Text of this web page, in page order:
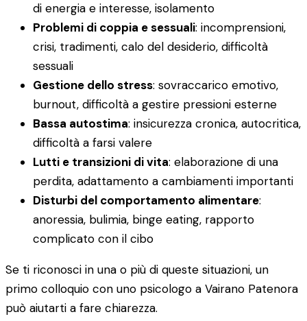
di energia e interesse, isolamento
Problemi di coppia e sessuali: incomprensioni,
crisi, tradimenti, calo del desiderio, difficoltà
sessuali
Gestione dello stress: sovraccarico emotivo,
burnout, difficoltà a gestire pressioni esterne
Bassa autostima: insicurezza cronica, autocritica,
difficoltà a farsi valere
Lutti e transizioni di vita: elaborazione di una
perdita, adattamento a cambiamenti importanti
Disturbi del comportamento alimentare:
anoressia, bulimia, binge eating, rapporto
complicato con il cibo
Se ti riconosci in una o più di queste situazioni, un
primo colloquio con uno psicologo a Vairano Patenora
può aiutarti a fare chiarezza.